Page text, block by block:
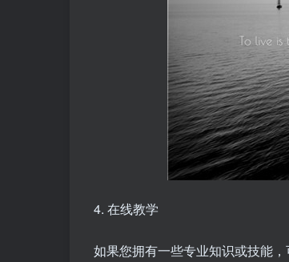
4. 在线教学
如果您拥有一些专业知识或技能